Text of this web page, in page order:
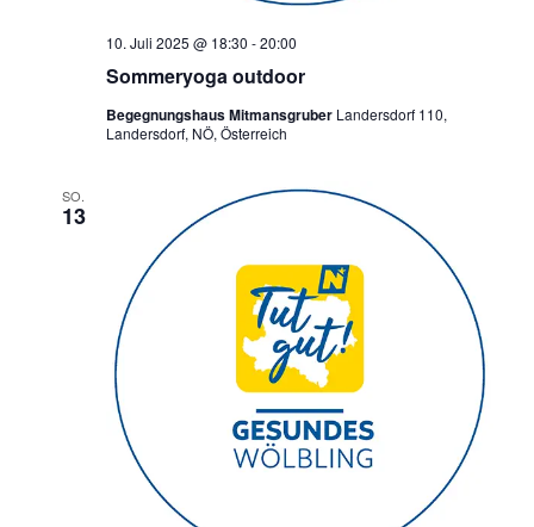
Sommeryoga outdoor
10. Juli 2025 @ 18:30 -20:00
Begegnungshaus Mitmansgruber Landersdorf 110,
Landersdorf, NÖ, Österreich
SO.
13